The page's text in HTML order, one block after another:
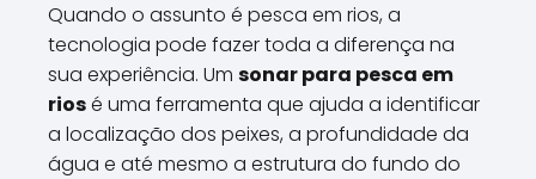
Quando o assunto é pesca em rios, a
tecnologia pode fazer toda a diferença na
sua experiência. Um sonar para pesca em
riosé uma ferramenta que ajuda a identificar
a localização dos peixes, a profundidade da
água e até mesmo a estrutura do fundo do